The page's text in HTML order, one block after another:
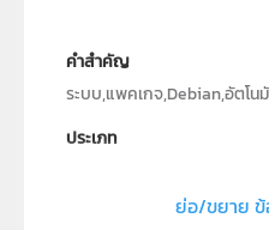
คำสำคัญ
ระบบ,แพคเกจ,Debian,อัตโน
ประเภท
โรงเรียนบดินทรเดชา (สิงห์ สิ
ย่อ/ขยาย